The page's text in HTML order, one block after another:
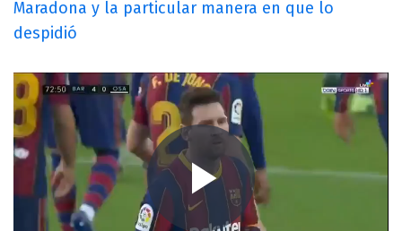
Maradona y la particular manera en que lo
despidió